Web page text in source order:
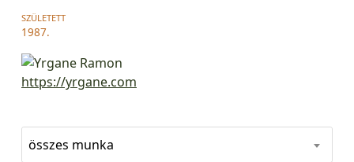
SZÜLETETT
1987.
https://yrgane.com
összes munka